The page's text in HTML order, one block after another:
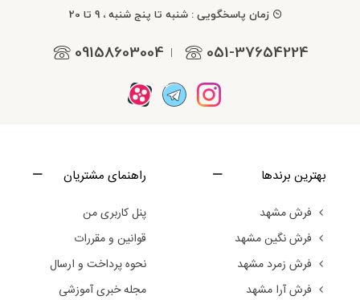
زمان پاسخگویی : شنبه تا پنج شنبه ، 9 تا 20
051-37654224
|
09158603004
بهترین برندها
فرش مشهد
فرش نگین مشهد
فرش زمرد مشهد
فرش آرا مشهد
راهنمای مشتریان
پنل کاربری من
قوانین و مقررات
نحوه پرداخت و ارسال
مجله خبری آموزشی